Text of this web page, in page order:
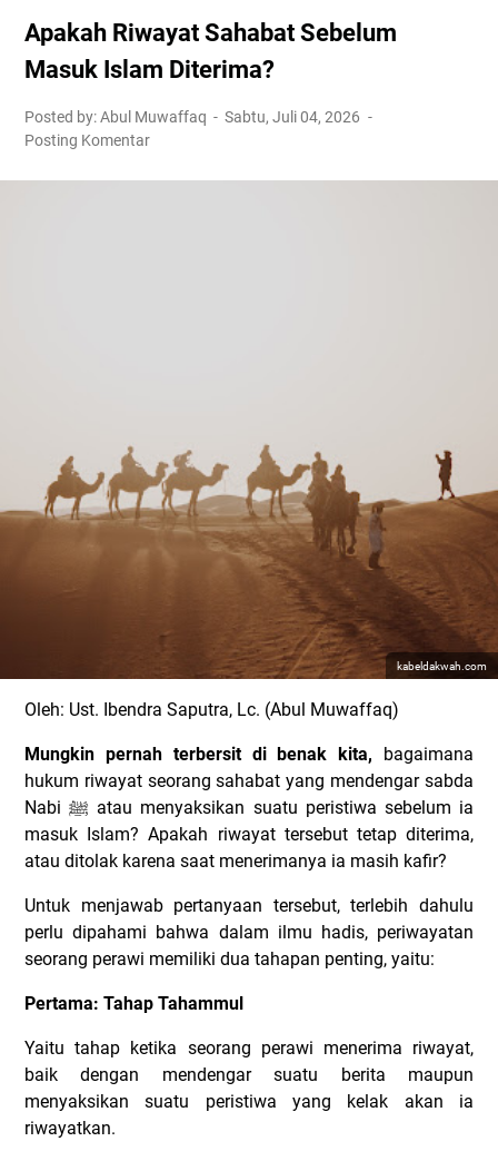
Apakah Riwayat Sahabat Sebelum
Masuk Islam Diterima?
Posted by: Abul Muwaffaq
Sabtu, Juli 04, 2026
Posting Komentar
kabeldakwah.com
Oleh: Ust. Ibendra Saputra, Lc. (Abul Muwaffaq)
Mungkin pernah terbersit di benak kita, bagaimana
hukum riwayat seorang sahabat yang mendengar sabda
Nabiﷺ atau menyaksikan suatu peristiwa sebelum ia
masuk Islam? Apakah riwayat tersebut tetap diterima,
atau ditolak karena saat menerimanya ia masih kafir?
Untuk menjawab pertanyaan tersebut, terlebih dahulu
perlu dipahami bahwa dalam ilmu hadis, periwayatan
seorang perawi memiliki dua tahapan penting, yaitu:
Pertama: Tahap Tahammul
Yaitu tahap ketika seorang perawi menerima riwayat,
baik dengan mendengar suatu berita maupun
menyaksikan suatu peristiwa yang kelak akan ia
riwayatkan.